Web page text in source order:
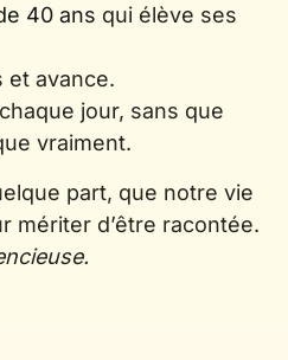
40 ans qui élève ses
et avance.
jour, sans que
vraiment.
part, que notre vie
mériter d’être racontée.